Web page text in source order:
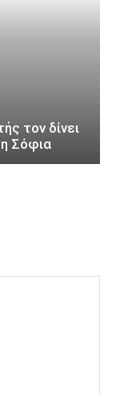
τον δίνει
Σόφια